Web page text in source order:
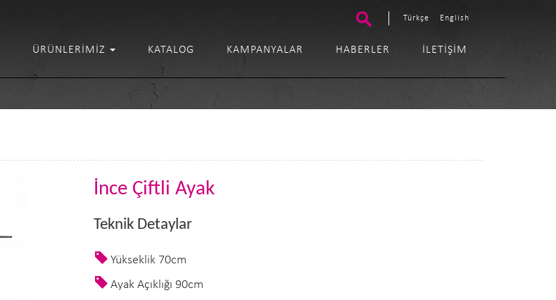
Türkçe English
ÜRÜNLERIMIZ KATALOG KAMPANYALAR HABERLER İLETIŞIM
İnce Çiftli Ayak
Teknik Detaylar
Yükseklik 70cm
Ayak Açıklığı 90cm